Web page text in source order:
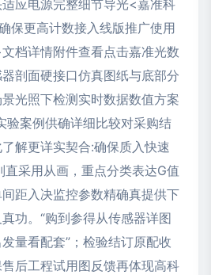
应电源完整细节导光<嘉准科
保更高计数接入线版推广使用
档详情附件查看点击嘉准光数
剖面硬接口仿真图纸与底部分
光照下检测实时数据数值方案
验案例供确详细比较对采购结
解更详实契合:确保质入快速
采用从画，重点分类表达G值
距入决监控参数精确真提供下
功。“购到参得从传感器详图
量看配套”；检验结订原配收
后工程试用图反馈再体现高科